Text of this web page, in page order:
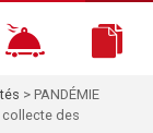
> PANDÉMIE
collecte des